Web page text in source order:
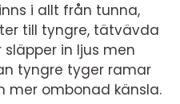
i allt från tunna,
till tyngre, tätvävda
in ljus men
tyngre tyger ramar
mer ombonad känsla.